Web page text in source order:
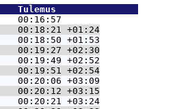
Tulemus
00:16:57
00:18:21 +01:24
+01:53
00:19:27 +02:30
00:19:49 +02:52
00:19:51 +02:54
+03:09
00:20:12 +03:15
00:20:21 +03:24